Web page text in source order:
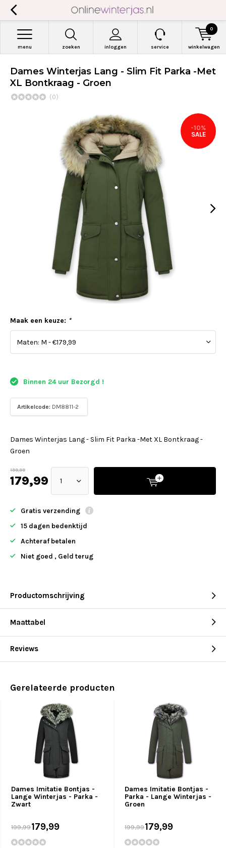
zoeken inloggen
menu service winkelwagen
0
Dames Winterjas Lang - Slim Fit Parka -Met
XL Bontkraag - Groen
(0)
-10%
SALE
Maak een keuze: *
Binnen 24 uur Bezorgd !
Artikelcode: DM8811-2
Dames Winterjas Lang - Slim Fit Parka -Met XL Bontkraag -
Groen
199,99
179,99
Gratis verzending
15 dagen bedenktijd
Achteraf betalen
Niet goed , Geld terug
Productomschrijving
Maattabel
Reviews
Gerelateerde producten
Dames Imitatie Bontjas -
Lange Winterjas - Parka -
Zwart
199,99179,99
Dames Imitatie Bontjas -
Parka - Lange Winterjas -
Groen
199,99179,99